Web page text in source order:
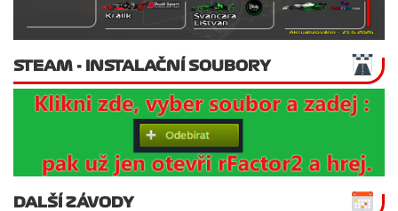
STEAM - INSTALAČNÍ SOUBORY
DALŠÍ ZÁVODY